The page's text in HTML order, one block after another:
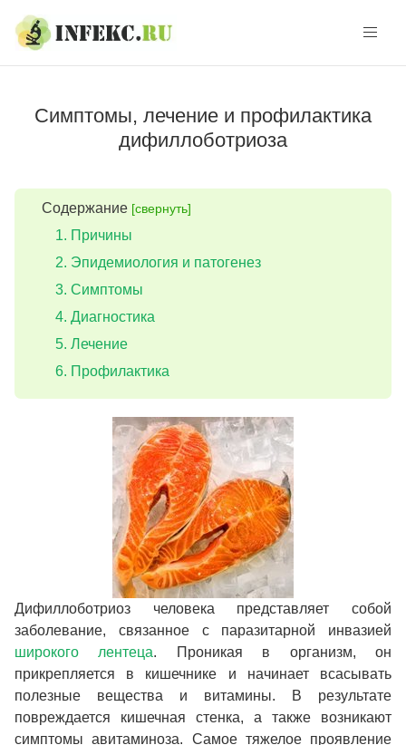
navigation
content
Симптомы, лечение и профилактика
дифиллоботриоза
Содержание [свернуть]
Причины
Эпидемиология и патогенез
Симптомы
Диагностика
Лечение
Профилактика
Дифиллоботриоз человека представляет собой
заболевание, связанное с паразитарной инвазией
широкого лентеца. Проникая в организм, он
прикрепляется в кишечнике и начинает всасывать
полезные вещества и витамины. В результате
повреждается кишечная стенка, а также возникают
симптомы авитаминоза. Самое тяжелое проявление